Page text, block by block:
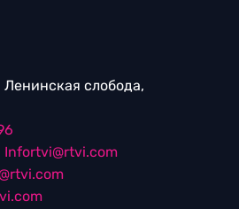
Ленинская слобода,
Infortvi@rtvi.com